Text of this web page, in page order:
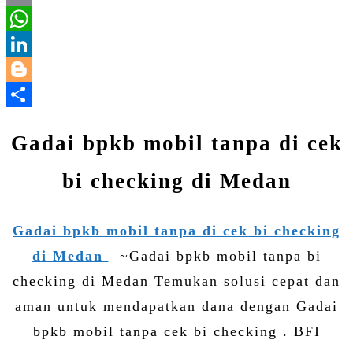
Gadai bpkb mobil tanpa di cek
bi checking di Medan
Gadai bpkb mobil tanpa di cek bi checking
di Medan
~Gadai bpkb mobil tanpa bi
checking di Medan Temukan solusi cepat dan
aman untuk mendapatkan dana dengan Gadai
bpkb mobil tanpa cek bi checking . BFI